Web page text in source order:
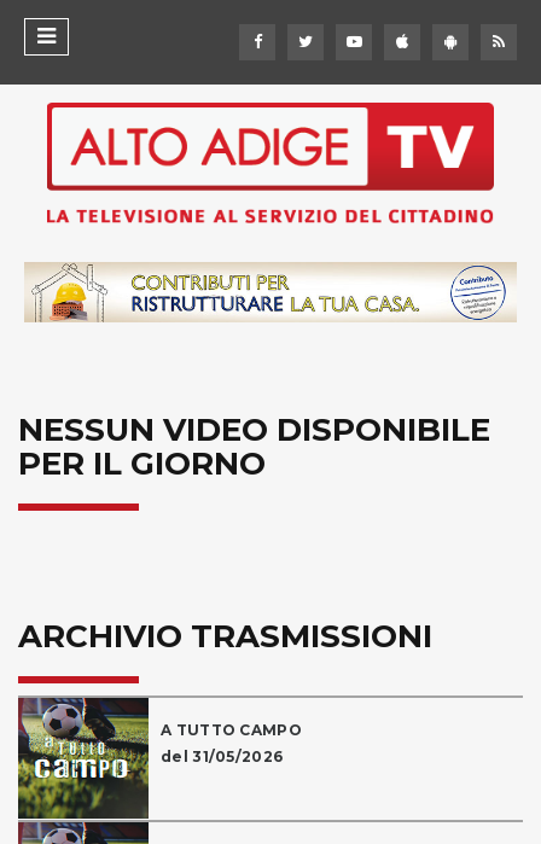
NESSUN VIDEO DISPONIBILE
PER IL GIORNO
ARCHIVIO TRASMISSIONI
A TUTTO CAMPO
del 31/05/2026